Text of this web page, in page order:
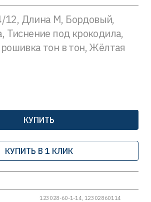
12, Длина M, Бордовый,
Тиснение под крокодила,
тон в тон, Жёлтая
КУПИТЬ
КУПИТЬ В 1 КЛИК
123028-60-1-14, 12302860114